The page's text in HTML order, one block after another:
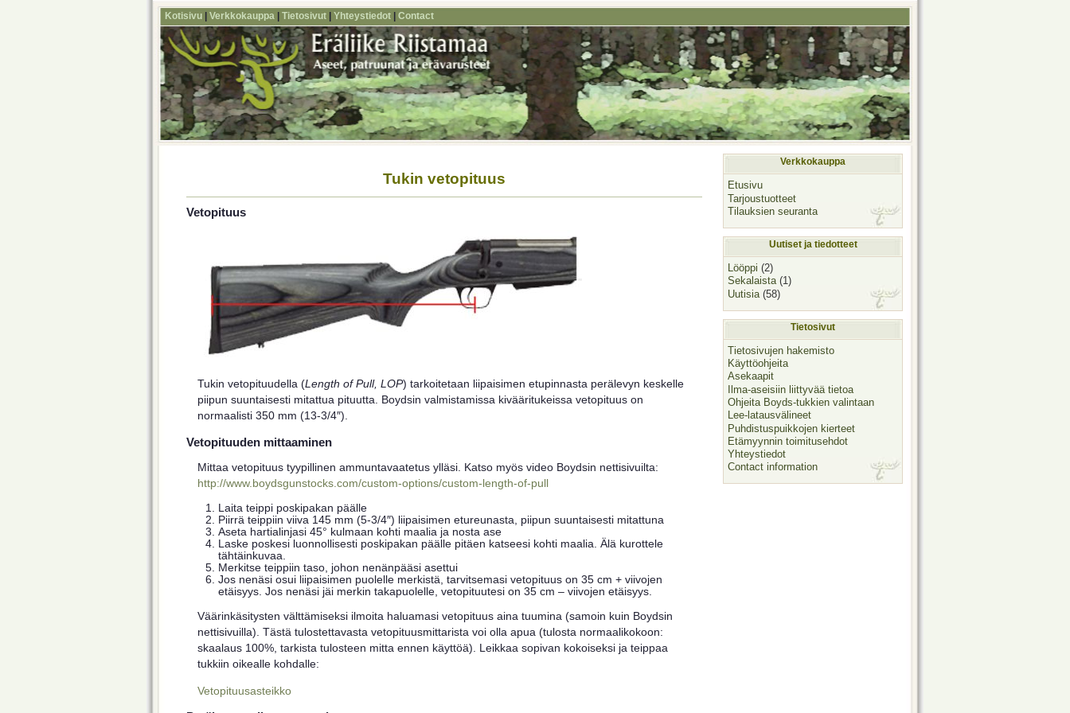
Kotisivu Verkkokauppa Tietosivut Yhteystiedot Contact
Tukin vetopituus
Vetopituus
Tukin vetopituudella (Length of Pull, LOP) tarkoitetaan liipaisimen etupinnasta perälevyn keskelle
piipun suuntaisesti mitattua pituutta. Boydsin valmistamissa kivääritukeissa vetopituus on
normaalisti 350 mm (13-3/4″).
Vetopituuden mittaaminen
Mittaa vetopituus tyypillinen ammuntavaatetus ylläsi. Katso myös video Boydsin nettisivuilta:
http://www.boydsgunstocks.com/custom-options/custom-length-of-pull
Laita teippi poskipakan päälle
Piirrä teippiin viiva 145 mm (5-3/4″) liipaisimen etureunasta, piipun suuntaisesti mitattuna
Aseta hartialinjasi 45° kulmaan kohti maalia ja nosta ase
Laske poskesi luonnollisesti poskipakan päälle pitäen katseesi kohti maalia. Älä kurottele
tähtäinkuvaa.
Merkitse teippiin taso, johon nenänpääsi asettui
Jos nenäsi osui liipaisimen puolelle merkistä, tarvitsemasi vetopituus on 35 cm + viivojen
etäisyys. Jos nenäsi jäi merkin takapuolelle, vetopituutesi on 35 cm – viivojen etäisyys.
Väärinkäsitysten välttämiseksi ilmoita haluamasi vetopituus aina tuumina (samoin kuin Boydsin
nettisivuilla). Tästä tulostettavasta vetopituusmittarista voi olla apua (tulosta normaalikokoon:
skaalaus 100%, tarkista tulosteen mitta ennen käyttöä). Leikkaa sopivan kokoiseksi ja teippaa
tukkiin oikealle kohdalle:
Vetopituusasteikko
Verkkokauppa
Etusivu
Tarjoustuotteet
Tilauksien seuranta
Uutiset ja tiedotteet
Lööppi (2)
Sekalaista(1)
Uutisia (58)
Tietosivut
Tietosivujen hakemisto
Käyttöohjeita
Asekaapit
Ilma-aseisiin liittyvää tietoa
Ohjeita Boyds-tukkien valintaan
Lee-latausvälineet
Puhdistuspuikkojen kierteet
Etämyynnin toimitusehdot
Yhteystiedot
Contact information